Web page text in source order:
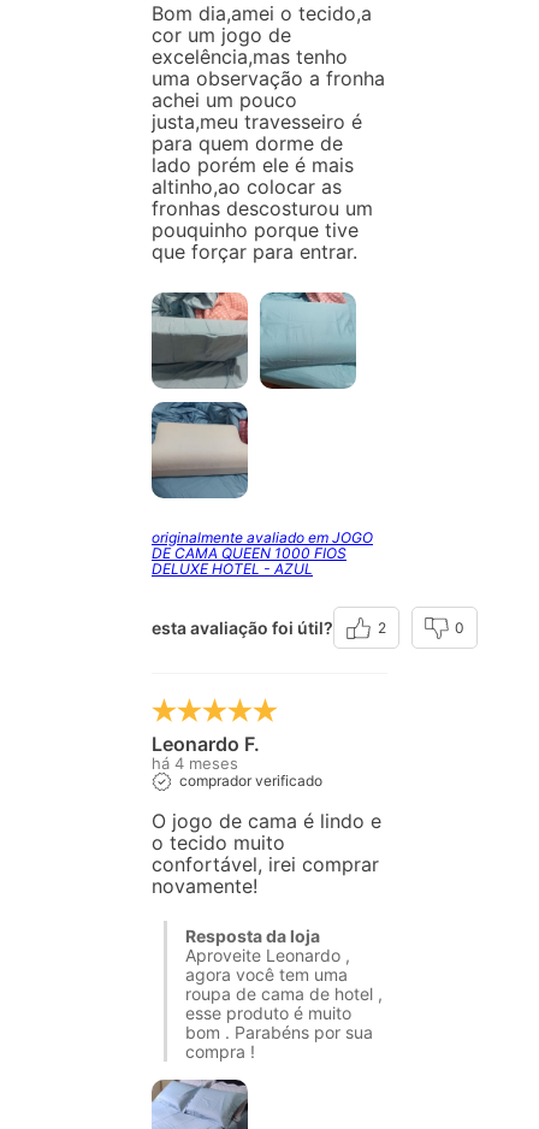
Bom dia,amei o tecido,a
cor um jogo de
excelência,mas tenho
uma observação a fronha
achei um pouco
justa,meu travesseiro é
para quem dorme de
lado porém ele é mais
altinho,ao colocar as
fronhas descosturou um
pouquinho porque tive
que forçar para entrar.
originalmente avaliado em JOGO
DE CAMA QUEEN 1000 FIOS
DELUXE HOTEL - AZUL
esta avaliação foi útil? 2 0
Leonardo F.
há 4 meses
comprador verificado
O jogo de cama é lindo e
o tecido muito
confortável, irei comprar
novamente!
Resposta da loja
Aproveite Leonardo ,
agora você tem uma
roupa de cama de hotel ,
esse produto é muito
bom . Parabéns por sua
compra !